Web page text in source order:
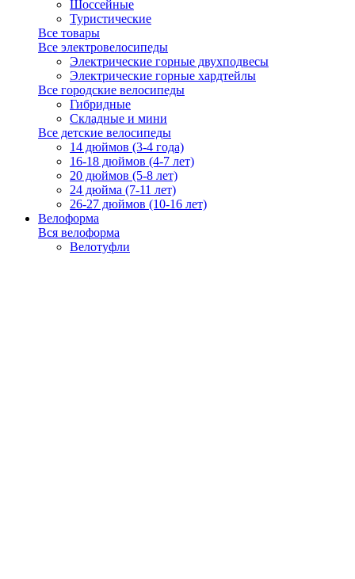
Шоссейные
Туристические
Все товары
Все электровелосипеды
Электрические горные двухподвесы
Электрические горные хардтейлы
Все городские велосипеды
Гибридные
Складные и мини
Все детские велосипеды
14 дюймов (3-4 года)
16-18 дюймов (4-7 лет)
20 дюймов (5-8 лет)
24 дюйма (7-11 лет)
26-27 дюймов (10-16 лет)
Велоформа
Вся велоформа
Велотуфли